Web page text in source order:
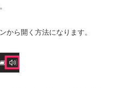
から開く方法になります。